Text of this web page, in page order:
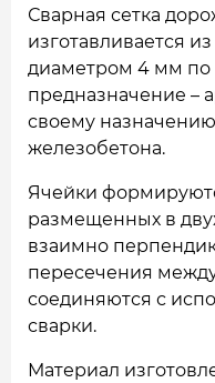
Сварная сетка
изготавливается
диаметром 4 мм по
предназначение –
своему
железобетона.
Ячейки
размещенных в
взаимно
пересечения
соединяются с
сварки.
Материал